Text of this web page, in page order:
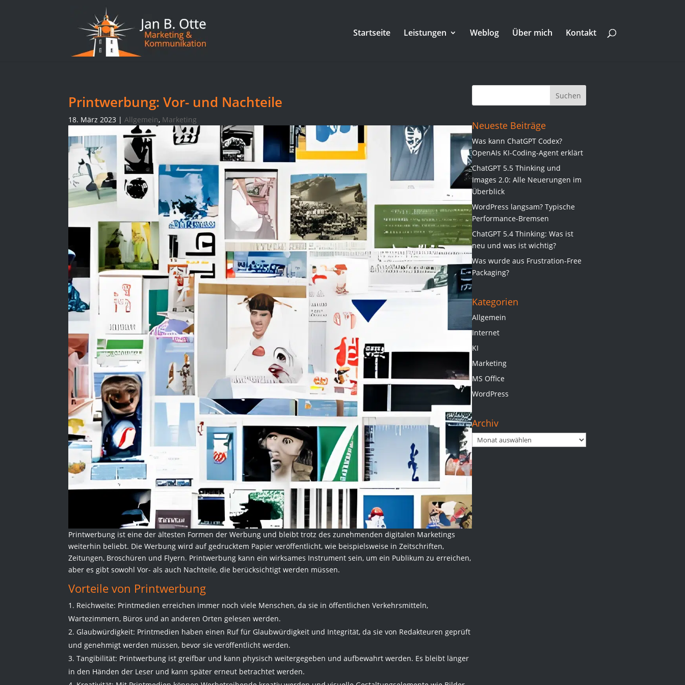
Startseite Leistungen Weblog Über mich Kontakt
Printwerbung: Vor- und Nachteile
18. März 2023 | Allgemein, Marketing
Printwerbung ist eine der ältesten Formen der Werbung und bleibt trotz des zunehmenden digitalen Marketings
weiterhin beliebt. Die Werbung wird auf gedrucktem Papier veröffentlicht, wie beispielsweise in Zeitschriften,
Zeitungen, Broschüren und Flyern. Printwerbung kann ein wirksames Instrument sein, um ein Publikum zu erreichen,
aber es gibt sowohl Vor- als auch Nachteile, die berücksichtigt werden müssen.
Vorteile von Printwerbung
Reichweite: Printmedien erreichen immer noch viele Menschen, da sie in öffentlichen Verkehrsmitteln,
Wartezimmern, Büros und an anderen Orten gelesen werden.
Glaubwürdigkeit: Printmedien haben einen Ruf für Glaubwürdigkeit und Integrität, da sie von Redakteuren geprüft
und genehmigt werden müssen, bevor sie veröffentlicht werden.
Tangibilität: Printwerbung ist greifbar und kann physisch weitergegeben und aufbewahrt werden. Es bleibt länger
in den Händen der Leser und kann später erneut betrachtet werden.
Neueste Beiträge
Was kann ChatGPT Codex?
OpenAIs KI-Coding-Agent erklärt
ChatGPT 5.5 Thinking und
Images 2.0: Alle Neuerungen im
Überblick
WordPress langsam? Typische
Performance-Bremsen
ChatGPT 5.4 Thinking: Was ist
neu und was ist wichtig?
Was wurde aus Frustration-Free
Packaging?
Kategorien
Allgemein
Internet
KI
Marketing
MS Office
WordPress
Archiv
Archiv